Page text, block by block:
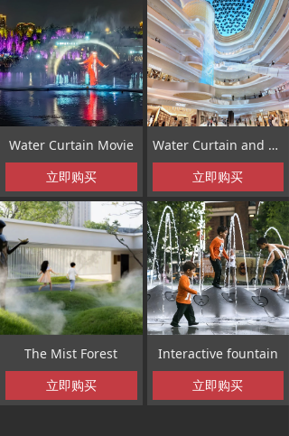
Water Curtain Movie
立即购买
Water Curtain and Water Feature
立即购买
The Mist Forest
立即购买
Interactive fountain
立即购买